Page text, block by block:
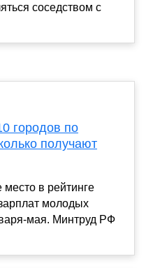
соседством с
городов по
получают
место в рейтинге
молодых
мая. Минтруд РФ